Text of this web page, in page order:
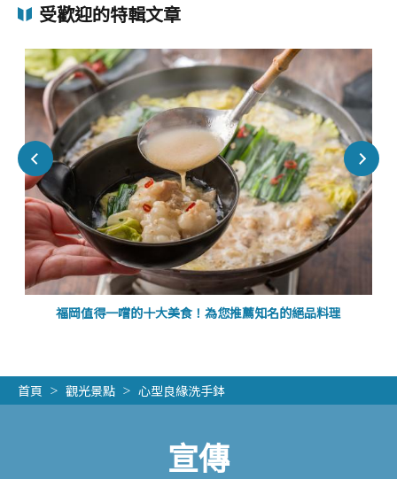
受歡迎的特輯文章
福岡值得一嚐的十大美食！為您推薦知名的絕品料理
首頁 觀光景點 心型良緣洗手鉢
宣傳